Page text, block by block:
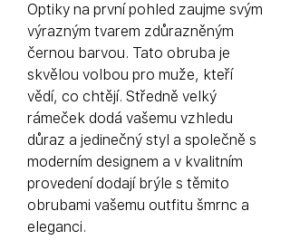
Optiky na první pohled zaujme svým
výrazným tvarem zdůrazněným
černou barvou. Tato obruba je
skvělou volbou pro muže, kteří
vědí, co chtějí. Středně velký
rámeček dodá vašemu vzhledu
důraz a jedinečný styl a společně s
moderním designem a v kvalitním
provedení dodají brýle s těmito
obrubami vašemu outfitu šmrnc a
eleganci.